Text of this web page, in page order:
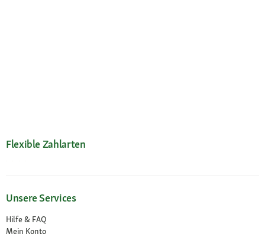
Flexible Zahlarten
Unsere Services
Hilfe & FAQ
Mein Konto